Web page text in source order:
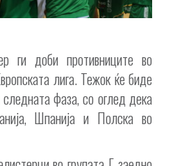
ги доби противниците во
лига. Тежок ќе биде
фаза, со оглед дека
Шпанија и Полска во